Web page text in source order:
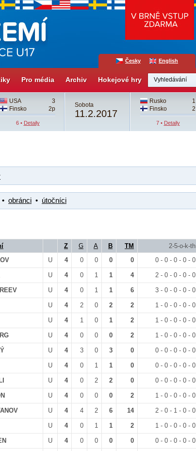
Česky English
Pro média Archiv Hokejové hry
USA
3
Finsko
2p
6 • Detaily
Sobota
11.2.2017
Rusko
1
Finsko
2
7 • Detaily
• obránci • útočníci
Z G A B TM
2-5-o-k-th
U 4 0 0 0 0 0 - 0 - 0 - 0 - 0
U 4 0 1 1 4 2 - 0 - 0 - 0 - 0
U 4 0 1 1 6 3 - 0 - 0 - 0 - 0
U 4 2 0 2 2 1 - 0 - 0 - 0 - 0
U 4 1 0 1 2 1 - 0 - 0 - 0 - 0
U 4 0 0 0 2 1 - 0 - 0 - 0 - 0
U 4 3 0 3 0 0 - 0 - 0 - 0 - 0
U 4 0 1 1 0 0 - 0 - 0 - 0 - 0
U 4 0 2 2 0 0 - 0 - 0 - 0 - 0
U 4 0 0 0 2 1 - 0 - 0 - 0 - 0
U 4 4 2 6 14 2 - 0 - 1 - 0 - 0
U 4 0 1 1 2 1 - 0 - 0 - 0 - 0
U 4 0 0 0 0 0 - 0 - 0 - 0 - 0